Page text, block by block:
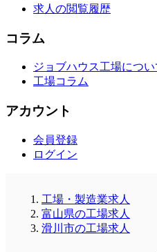
求人の閲覧履歴
コラム
ジョブハウス工場につい
工場コラム
アカウント
会員登録
ログイン
工場・製造業求人
富山県の工場求人
滑川市の工場求人